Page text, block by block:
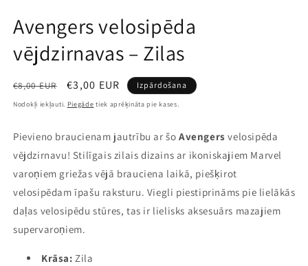
Avengers velosipēda
vējdzirnavas – Zilas
Parastā
cena
€8,00 EUR
Pārdošanas
cena
€3,00 EUR Izpārdošana
Nodokļi iekļauti. Piegāde tiek aprēķināta pie kases.
Pievieno braucienam jautrību ar šo Avengers velosipēda
vējdzirnavu! Stilīgais zilais dizains ar ikoniskajiem Marvel
varoņiem griežas vējā brauciena laikā, piešķirot
velosipēdam īpašu raksturu. Viegli piestiprināms pie lielākās
daļas velosipēdu stūres, tas ir lielisks aksesuārs mazajiem
supervaroņiem.
Krāsa: Zila